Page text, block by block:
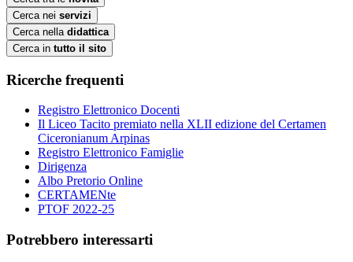
Cerca nei servizi
Cerca nella didattica
Cerca in tutto il sito
Ricerche frequenti
Registro Elettronico Docenti
Il Liceo Tacito premiato nella XLII edizione del Certamen
Ciceronianum Arpinas
Registro Elettronico Famiglie
Dirigenza
Albo Pretorio Online
CERTAMENte
PTOF 2022-25
Potrebbero interessarti